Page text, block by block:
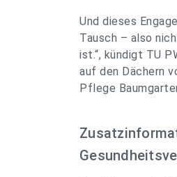
Und dieses
Tausch – also
ist.“, kündigt TU
auf den Dächern
Pflege